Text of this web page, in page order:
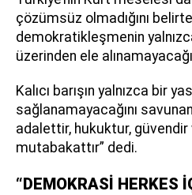
çözümsüz olmadığını
demokratikleşmenin
üzerinden ele
Kalıcı barışın yalnızca bir
sağlanamayacağını
adalettir, hukuktur,
mutabakattır” dedi.
“DEMOKRASİ HERKES